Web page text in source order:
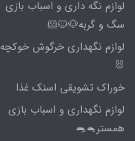
لوازم نگه داری و اسباب بازی
سگ و گربه🐶🐱🐹
لوازم نگهداری خرگوش خوکچه
🐰
خوراک تشویقی اسنک غذا
لوازم نگهداری و اسباب بازی
همستر🐁🐀